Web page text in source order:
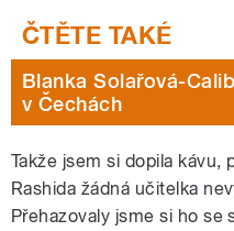
Blanka Solařová-
v Čechách
Takže jsem si dopila kávu,
Rashida žádná učitelka
Přehazovaly jsme si ho se